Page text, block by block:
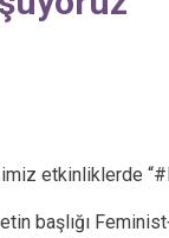
etkinliklerde
başlığı